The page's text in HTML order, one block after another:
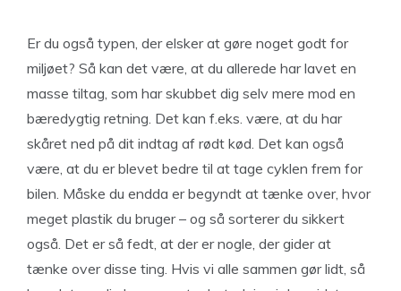
Er du også typen, der elsker at gøre noget godt for
miljøet? Så kan det være, at du allerede har lavet en
masse tiltag, som har skubbet dig selv mere mod en
bæredygtig retning. Det kan f.eks. være, at du har
skåret ned på dit indtag af rødt kød. Det kan også
være, at du er blevet bedre til at tage cyklen frem for
bilen. Måske du endda er begyndt at tænke over, hvor
meget plastik du bruger – og så sorterer du sikkert
også. Det er så fedt, at der er nogle, der gider at
tænke over disse ting. Hvis vi alle sammen gør lidt, så